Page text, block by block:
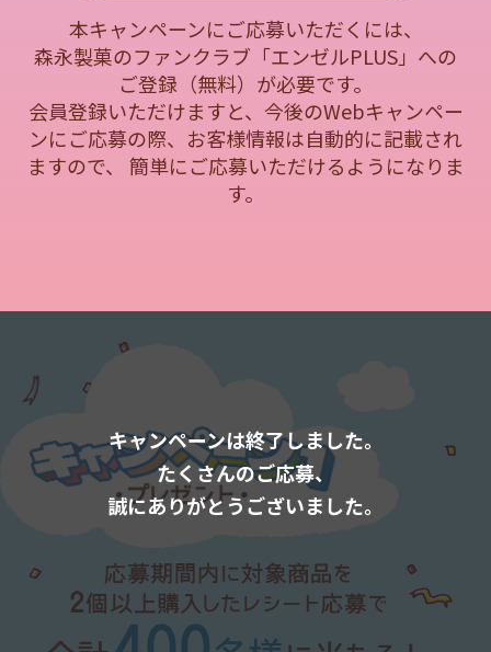
録が必要となります。
2026年9月30日（水）23：59まで
■対象商品
・チョコボール＜ピーナッツ＞
・チョコボール＜キャラメル＞
チョコボール×サンリオキャラクターズ オリジナルス
マホ壁紙 全4種
■応募・通信料
・コラボパッケージ画像のコピーでの応募は無効にな
ります。
・賞品の転売については、固くお断りさせていただき
ら応募することができます。フィーチャーフォン・一部
機種では、ご応募いただけない場合がございます。ス
マートフォンの設定や使い方については、各種通信事
業者にお問い合わせください。
本キャンペーンにご応募いただくには、
森永製菓のファンクラブ「エンゼルPLUS」への
ご登録（無料）が必要です。
会員登録いただけますと、今後のWebキャンペー
ンにご応募の際、 お客様情報は自動的に記載され
ますので、 簡単にご応募いただけるようになりま
す。
キャンペーンは終了しました。
たくさんのご応募、
誠にありがとうございました。